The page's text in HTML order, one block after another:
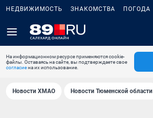
НЕДВИЖИМОСТЬ ЗНАКОМСТВА ПОГОДА
На информационном ресурсе применяются cookie-
файлы. Оставаясь на сайте, вы подтверждаете свое
согласиена их использование.
Новости ХМАО Новости Тюменской области